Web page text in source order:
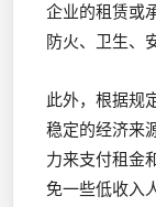
企业的租赁或
防火、卫生、
此外，根据规
稳定的经济来
力来支付租金
免一些低收入